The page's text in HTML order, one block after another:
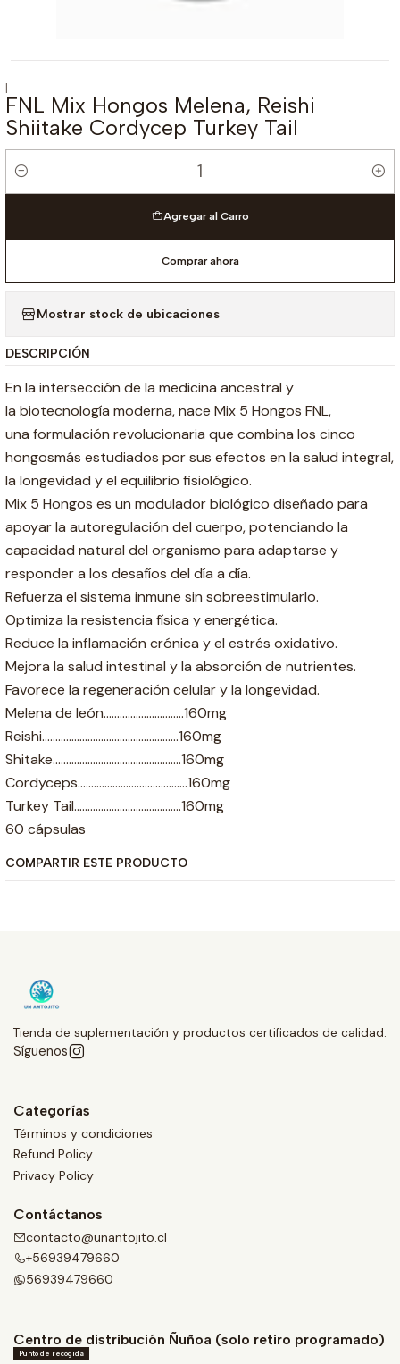
|
FNL Mix Hongos Melena, Reishi
Shiitake Cordycep Turkey Tail
Cantidad
Agregar al Carro
Comprar ahora
Mostrar stock de ubicaciones
DESCRIPCIÓN
En la intersección de la medicina ancestral y
la biotecnología moderna, nace Mix 5 Hongos FNL,
una formulación revolucionaria que combina los cinco
hongosmás estudiados por sus efectos en la salud integral,
la longevidad y el equilibrio fisiológico.
Mix 5 Hongos es un modulador biológico diseñado para
apoyar la autoregulación del cuerpo, potenciando la
capacidad natural del organismo para adaptarse y
responder a los desafíos del día a día.
Refuerza el sistema inmune sin sobreestimularlo.
Optimiza la resistencia física y energética.
Reduce la inflamación crónica y el estrés oxidativo.
Mejora la salud intestinal y la absorción de nutrientes.
Favorece la regeneración celular y la longevidad.
Melena de león..............................160mg
Reishi...................................................160mg
Shitake................................................160mg
Cordyceps.........................................160mg
Turkey Tail........................................160mg
60 cápsulas
COMPARTIR ESTE PRODUCTO
Tienda de suplementación y productos certificados de calidad.
Síguenos
Categorías
Términos y condiciones
Refund Policy
Privacy Policy
Contáctanos
contacto@unantojito.cl
+56939479660
56939479660
Centro de distribución Ñuñoa (solo retiro programado)
Punto de recogida